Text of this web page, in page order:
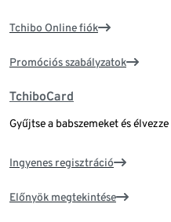
Tchibo Online fiók
Promóciós szabályzatok
TchiboCard
Gyűjtse a babszemeket és
Ingyenes regisztráció
Előnyök megtekintése